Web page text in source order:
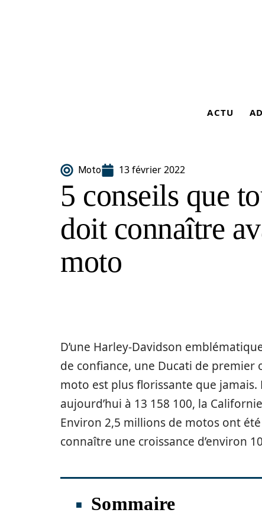
ACTU
Moto 13 février 2022
5 conseils que
doit connaître
moto
D’une Harley-Davidson
de confiance, une Ducati de premier
moto est plus florissante que jamais.
aujourd’hui à 13 158 100, la
Environ 2,5 millions de motos ont
connaître une croissance d’environ
Sommaire